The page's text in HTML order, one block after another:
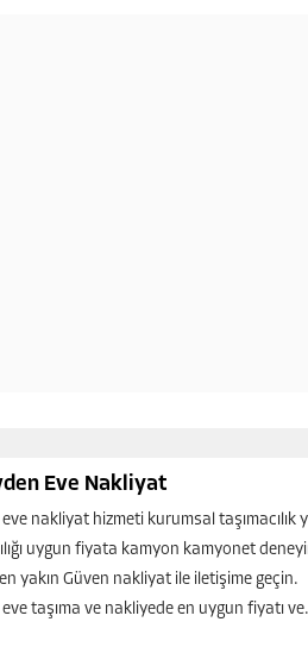
Eve Nakliyat
nakliyat hizmeti kurumsal taşımacılık
uygun fiyata kamyon kamyonet
yakın Güven nakliyat ile iletişime geçin.
taşıma ve nakliyede en uygun fiyatı